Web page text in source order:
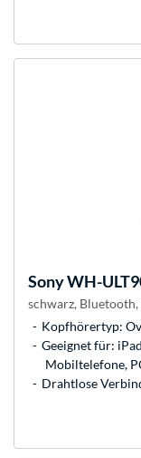
SonyWH-
schwarz, Bluetooth,
Kopfhörertyp:
Geeignet für:
Mobiltelefone,
Drahtlose